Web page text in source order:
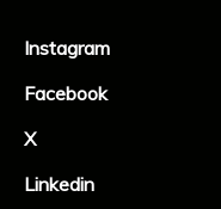
Instagram
Facebook
X
Linkedin